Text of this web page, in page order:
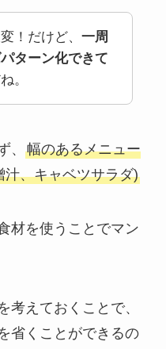
！だけど、 一周
ターン化できて
。
、 幅のあるメニュー
、キャベツサラダ)
材を使うことでマン
考えておくことで、
省くことができるの